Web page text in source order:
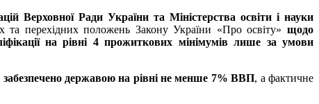
Верховної Ради України та Міністерства освіти і науки
та перехідних положень Закону України «Про освіту» щодо
на рівні 4 прожиткових мінімумів лише за умови
забезпечено державою на рівні не менше 7% ВВП, а фактичне